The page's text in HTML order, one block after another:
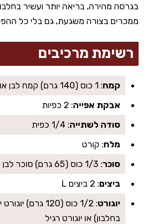
בגרסה מהירה, בריאה יותר ועשיר
ממכרים בצורה משגעת, גם בלי כל
רשימת מרכיבים
קמח: 1 כוס (140 גרם) קמח לבן או קמח כוסמין לבן
אבקת אפייה: 2 כפיות
סודה לשתייה: 1/4 כפית
מלח: קורט
סוכר: 1/3 כוס (65 גרם) סוכר לבן או חום
ביצים: 2 ביצים L
יוגורט
בחלבון) או יוגורט רגיל